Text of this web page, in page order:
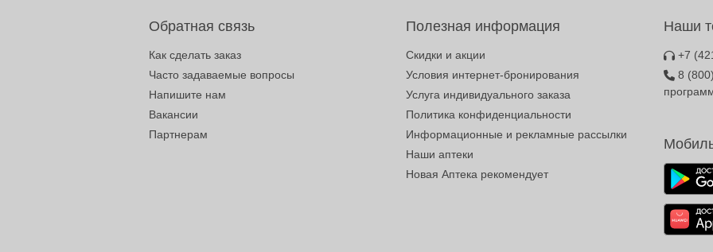
Обратная связь
Как сделать заказ
Часто задаваемые вопросы
Напишите нам
Вакансии
Партнерам
Полезная информация
Скидки и акции
Условия интернет-бронирования
Услуга индивидуального заказа
Политика конфиденциальности
Информационные и рекламные рассылки
Наши аптеки
Новая Аптека рекомендует
Наши
+7
8